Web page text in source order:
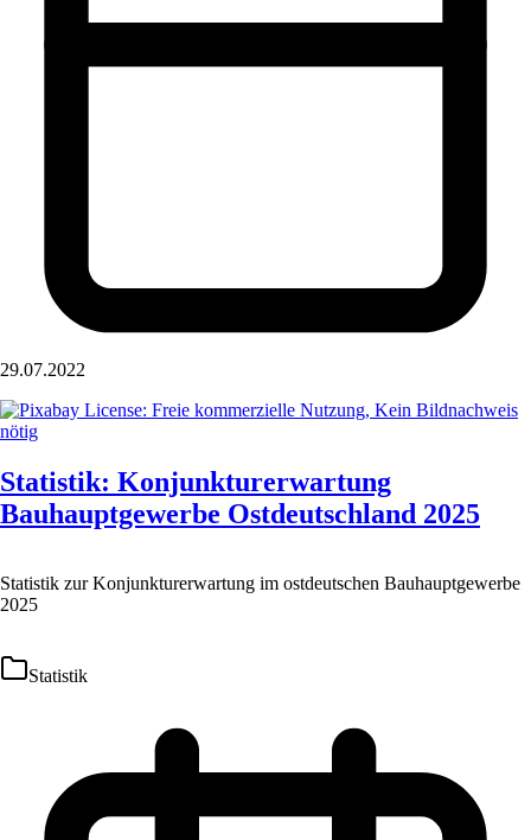
29.07.2022
Statistik: Konjunkturerwartung
Bauhauptgewerbe Ostdeutschland 2025
Statistik zur Konjunkturerwartung im ostdeutschen Bauhauptgewerbe
2025
Statistik